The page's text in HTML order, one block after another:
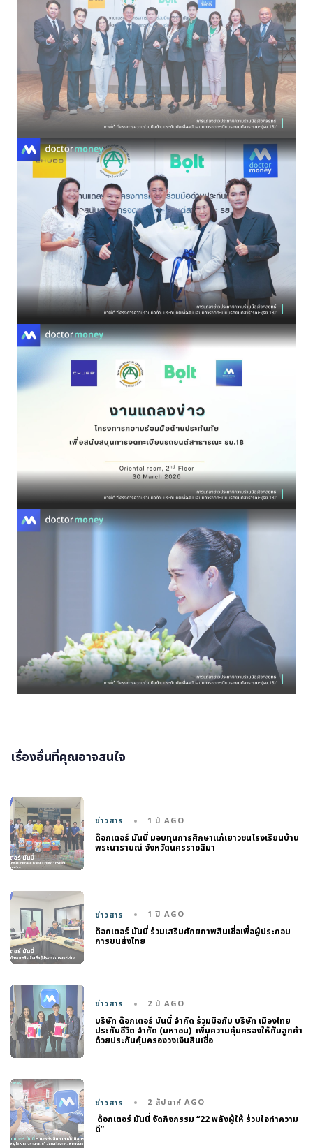
เรื่องอื่นที่คุณอาจสนใจ
ข่าวสาร 1 ปี AGO
ด๊อกเตอร์ มันนี่ มอบทุนการศึกษาแก่เยาวชนโรงเรียนบ้าน
พระนารายณ์ จังหวัดนครราชสีมา
ข่าวสาร 1 ปี AGO
ด๊อกเตอร์ มันนี่ ร่วมเสริมศักยภาพสินเชื่อเพื่อผู้ประกอบ
การขนส่งไทย
ข่าวสาร 2 ปี AGO
บริษัท ด๊อกเตอร์ มันนี่ จำกัด ร่วมมือกับ บริษัท เมืองไทย
ประกันชีวิต จํากัด (มหาชน) เพิ่มความคุ้มครองให้กับลูกค้า
ด้วยประกันคุ้มครองวงเงินสินเชื่อ
ข่าวสาร 2 สัปดาห์ AGO
ด๊อกเตอร์ มันนี่ จัดกิจกรรม “22 พลังผู้ให้ ร่วมใจทำความ
ดี”